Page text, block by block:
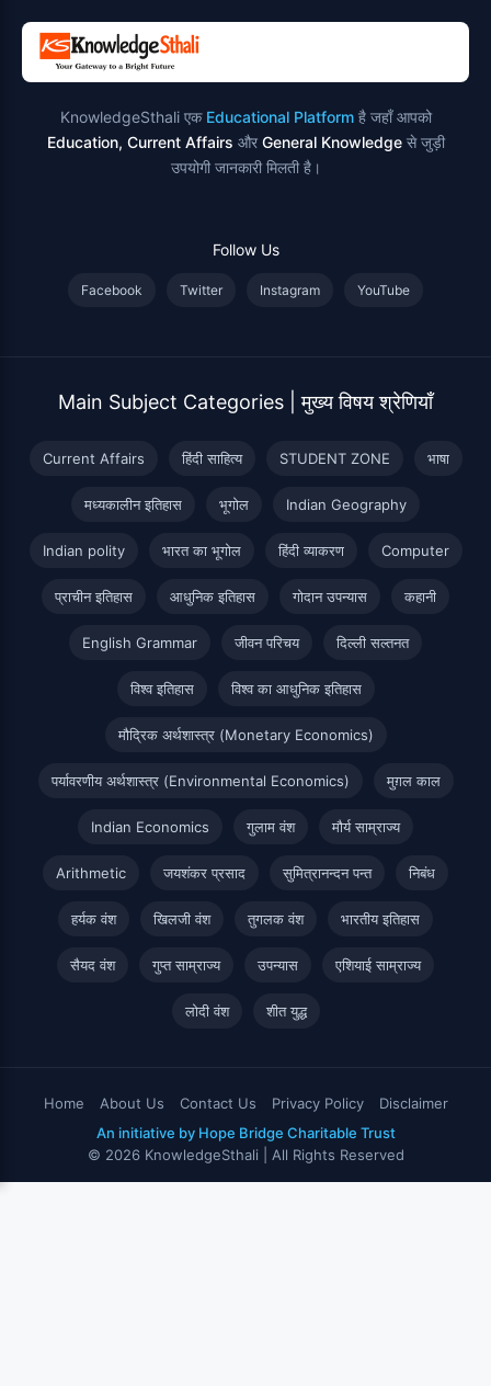
KnowledgeSthali एक Educational Platformहै जहाँ आपको
Education, Current Affairs और General Knowledgeसे जुड़ी
उपयोगी जानकारी मिलती है।
Follow Us
Facebook Twitter Instagram YouTube
Main Subject Categories | मुख्य विषय श्रेणियाँ
Current Affairs हिंदी साहित्य STUDENT ZONE भाषा
मध्यकालीन इतिहास भूगोल Indian Geography
Indian polity भारत का भूगोल हिंदी व्याकरण Computer
प्राचीन इतिहास आधुनिक इतिहास गोदान उपन्यास कहानी
English Grammar जीवन परिचय दिल्ली सल्तनत
विश्व इतिहास विश्व का आधुनिक इतिहास
मौद्रिक अर्थशास्त्र (Monetary Economics)
पर्यावरणीय अर्थशास्त्र (Environmental Economics) मुग़ल काल
Indian Economics गुलाम वंश मौर्य साम्राज्य
Arithmetic जयशंकर प्रसाद सुमित्रानन्दन पन्त निबंध
हर्यक वंश खिलजी वंश तुगलक वंश भारतीय इतिहास
सैयद वंश गुप्त साम्राज्य उपन्यास एशियाई साम्राज्य
लोदी वंश शीत युद्ध
Home About Us Contact Us Privacy Policy
Disclaimer
An initiative by Hope Bridge Charitable Trust
© 2026 KnowledgeSthali | All Rights Reserved